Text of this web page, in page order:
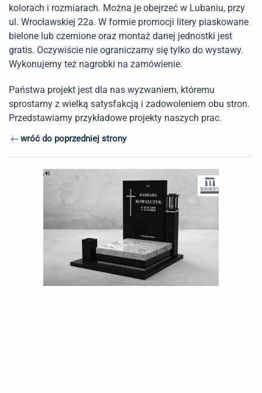
kolorach i rozmiarach. Można je obejrzeć w Lubaniu, przy
ul. Wrocławskiej 22a. W formie promocji litery piaskowane
bielone lub czernione oraz montaż danej jednostki jest
gratis. Oczywiście nie ograniczamy się tylko do wystawy.
Wykonujemy też nagrobki na zamówienie.
Państwa projekt jest dla nas wyzwaniem, któremu
sprostamy z wielką satysfakcją i zadowoleniem obu stron.
Przedstawiamy przykładowe projekty naszych prac.
wróć do poprzedniej strony